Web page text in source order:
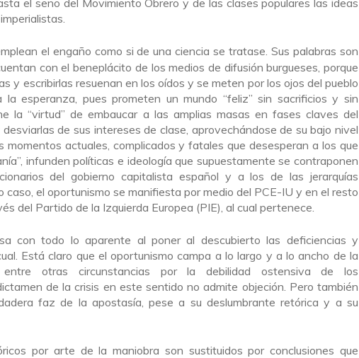
el seno del Movimiento Obrero y de las clases populares las ideas
el engaño como si de una ciencia se tratase. Sus palabras son
con el beneplácito de los medios de difusión burgueses, porque
y escribirlas resuenan en los oídos y se meten por los ojos del pueblo
esperanza, pues prometen un mundo “feliz” sin sacrificios y sin
la “virtud” de embaucar a las amplias masas en fases claves del
de sus intereses de clase, aprovechándose de su bajo nivel
momentos actuales, complicados y fatales que desesperan a los que
infunden políticas e ideología que supuestamente se contraponen
del gobierno capitalista español y a los de las jerarquías
caso, el oportunismo se manifiesta por medio del PCE-IU y en el resto
del Partido de la Izquierda Europea (PIE), al cual pertenece.
con todo lo aparente al poner al descubierto las deficiencias y
Está claro que el oportunismo campa a lo largo y a lo ancho de la
entre otras circunstancias por la debilidad ostensiva de los
de la crisis en este sentido no admite objeción. Pero también
faz de la apostasía, pese a su deslumbrante retórica y a su
por arte de la maniobra son sustituidos por conclusiones que